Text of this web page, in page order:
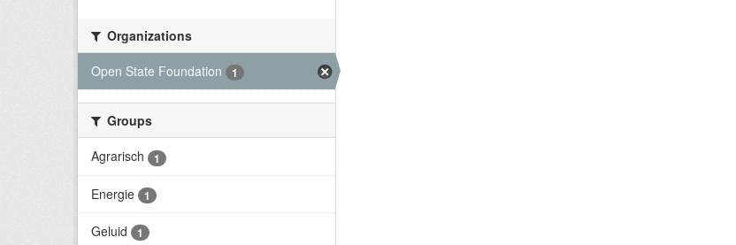
Organizations
Open State Foundation
1
Groups
Agrarisch
1
Energie 1
Geluid 1